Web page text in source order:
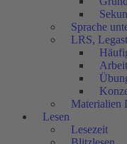
Sprache
LRS,
Materialien
Lesen
Lesezeit